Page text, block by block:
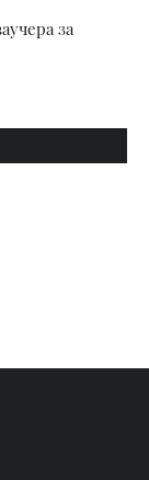
за